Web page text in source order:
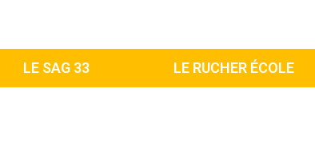
LE SAG 33 LE RUCHER ÉCOLE